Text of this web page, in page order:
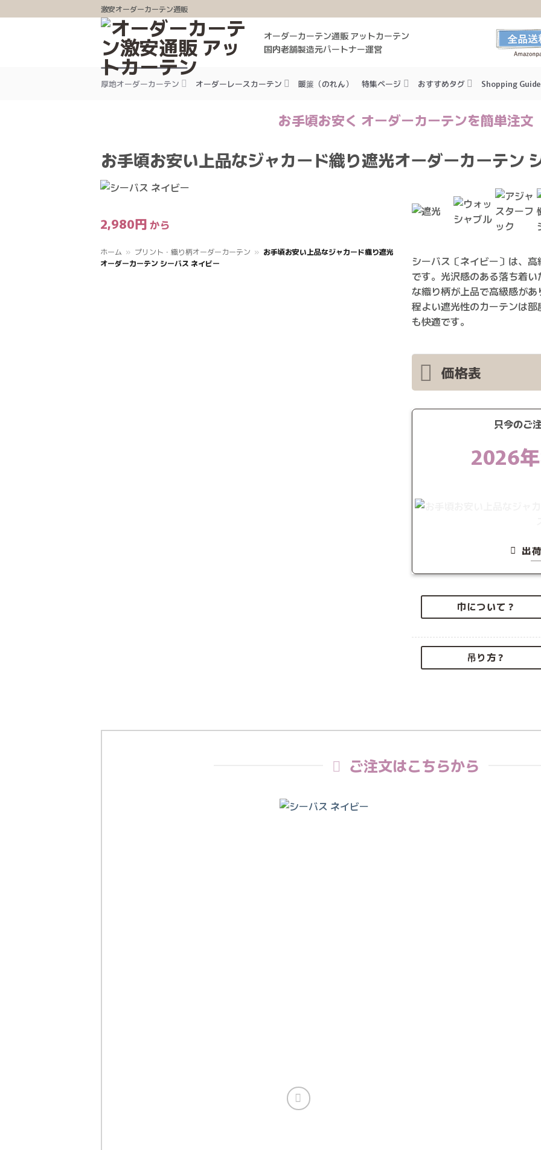
to
激安オーダーカーテン通販
オーダーカーテン通販 アットカーテン
国内老舗製造元パートナー運営
厚地オーダーカーテン オーダーレースカーテン 暖簾（のれん） 特集ページ おすすめタグ Shopping Guide
お手頃お安く オーダーカーテンを簡単注文
お手頃お安い上品なジャカード織り遮光オーダーカーテン
2,980円
ホーム » プリント・織り柄オーダーカーテン » お手頃お安い上品なジャカード織り遮光
オーダーカーテン シーバス ネイビー
シーバス〔ネイビー〕は、
です。光沢感のある落ち着
な織り柄が上品で高級感があ
程よい遮光性のカーテンは
も快適です。
価格表
只今のご
2026
出
巾について？
吊り方？
ご注文はこちらから